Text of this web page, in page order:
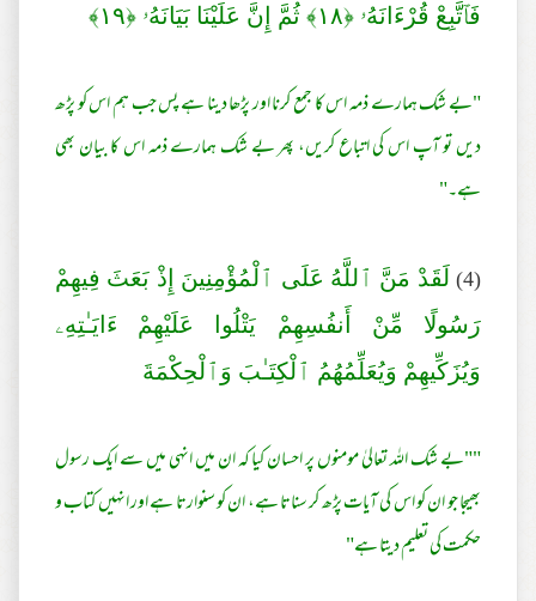
فَٱتَّبِعْ قُرْ‌ءَانَهُۥ ﴿١٨﴾ ثُمَّ إِنَّ عَلَيْنَا بَيَانَهُۥ ﴿١٩﴾
"بے شک ہمارے ذمہ اس کا جمع کرنا اور پڑھا دینا ہے پس جب ہم اس کو پڑھ
دیں تو آپ اس کی اتباع کریں، پھر بے شک ہمارے ذمہ اس کا بیان بھی
ہے۔"
(4)
لَقَدْ مَنَّ ٱللَّهُ عَلَى ٱلْمُؤْمِنِينَ إِذْ بَعَثَ فِيهِمْ
رَ‌سُولًا مِّنْ أَنفُسِهِمْ يَتْلُوا عَلَيْهِمْ ءَايَـٰتِهِۦ
وَيُزَكِّيهِمْ وَيُعَلِّمُهُمُ ٱلْكِتَـٰبَ وَٱلْحِكْمَةَ
""بے شک اللہ تعالیٰ مومنوں پر احسان کیا کہ ان میں انہی میں سے ایک رسول
بھیجا جو ان کو اس کی آیات پڑھ کر سناتا ہے، ان کو سنوارتا ہے اور انہیں کتاب و
حکمت کی تعلیم دیتا ہے"